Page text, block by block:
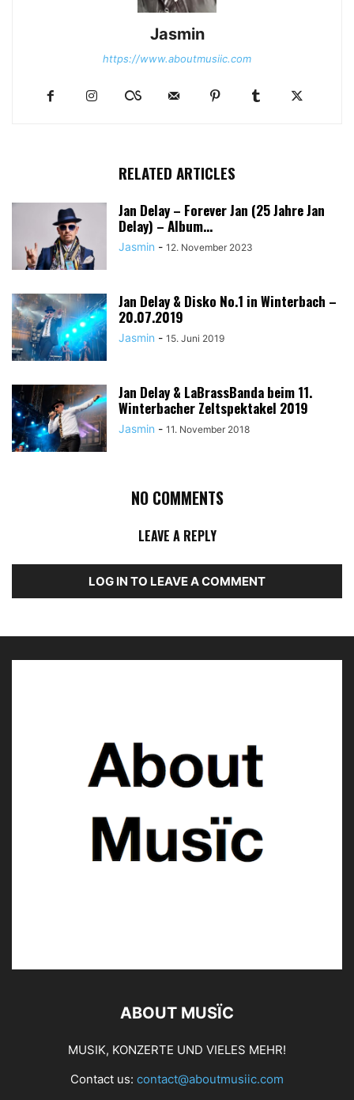
Jasmin
https://www.aboutmusiic.com
RELATED ARTICLES
Jan Delay – Forever Jan (25 Jahre Jan
Delay) – Album...
Jasmin - 12. November 2023
Jan Delay & Disko No.1 in Winterbach –
20.07.2019
Jasmin - 15. Juni 2019
Jan Delay & LaBrassBanda beim 11.
Winterbacher Zeltspektakel 2019
Jasmin - 11. November 2018
NO COMMENTS
LEAVE A REPLY
LOG IN TO LEAVE A COMMENT
ABOUT MUSÏC
MUSIK, KONZERTE UND VIELES MEHR!
Contact us: contact@aboutmusiic.com